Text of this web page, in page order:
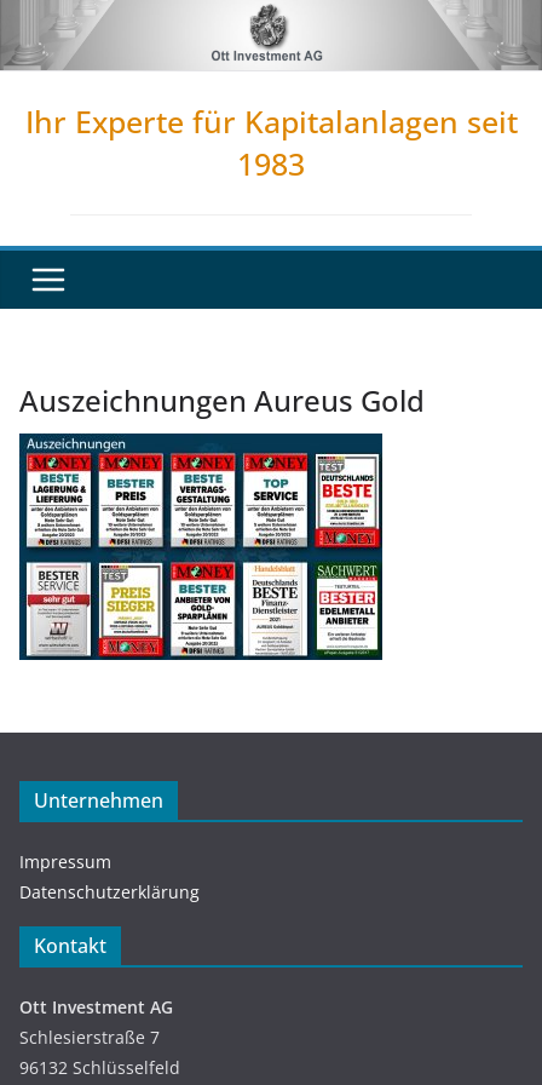
Inhalt
Ihr Experte für Kapitalanlagen seit
1983
Auszeichnungen Aureus Gold
Unternehmen
Impressum
Datenschutzerklärung
Kontakt
Ott Investment AG
Schlesierstraße 7
96132 Schlüsselfeld